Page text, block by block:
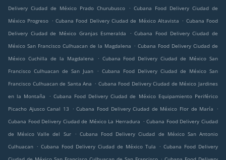
Delivery Ciudad de México Prado Churubusco
. Cubana Food Delivery Ciudad de
México Progreso . Cubana Food Delivery Ciudad de México Altavista . Cubana Food
Delivery Ciudad de México Granjas Esmeralda
. Cubana Food Delivery Ciudad de
México San Francisco Culhuacan de la Magdalena . Cubana Food Delivery Ciudad de
México Cuchilla de la Magdalena
. Cubana Food Delivery Ciudad de México San
Francisco Culhuacan de San Juan
. Cubana Food Delivery Ciudad de México San
Francisco Culhuacan de Santa Ana . Cubana Food Delivery Ciudad de México Jardines
en la Montaña
. Cubana Food Delivery Ciudad de México Equipamiento Periférico
Picacho Ajusco Canal 13
. Cubana Food Delivery Ciudad de México Flor de María
.
Cubana Food Delivery Ciudad de México La Herradura . Cubana Food Delivery Ciudad
de México Valle del Sur
. Cubana Food Delivery Ciudad de México San Antonio
Culhuacan . Cubana Food Delivery Ciudad de México Tula . Cubana Food Delivery
.